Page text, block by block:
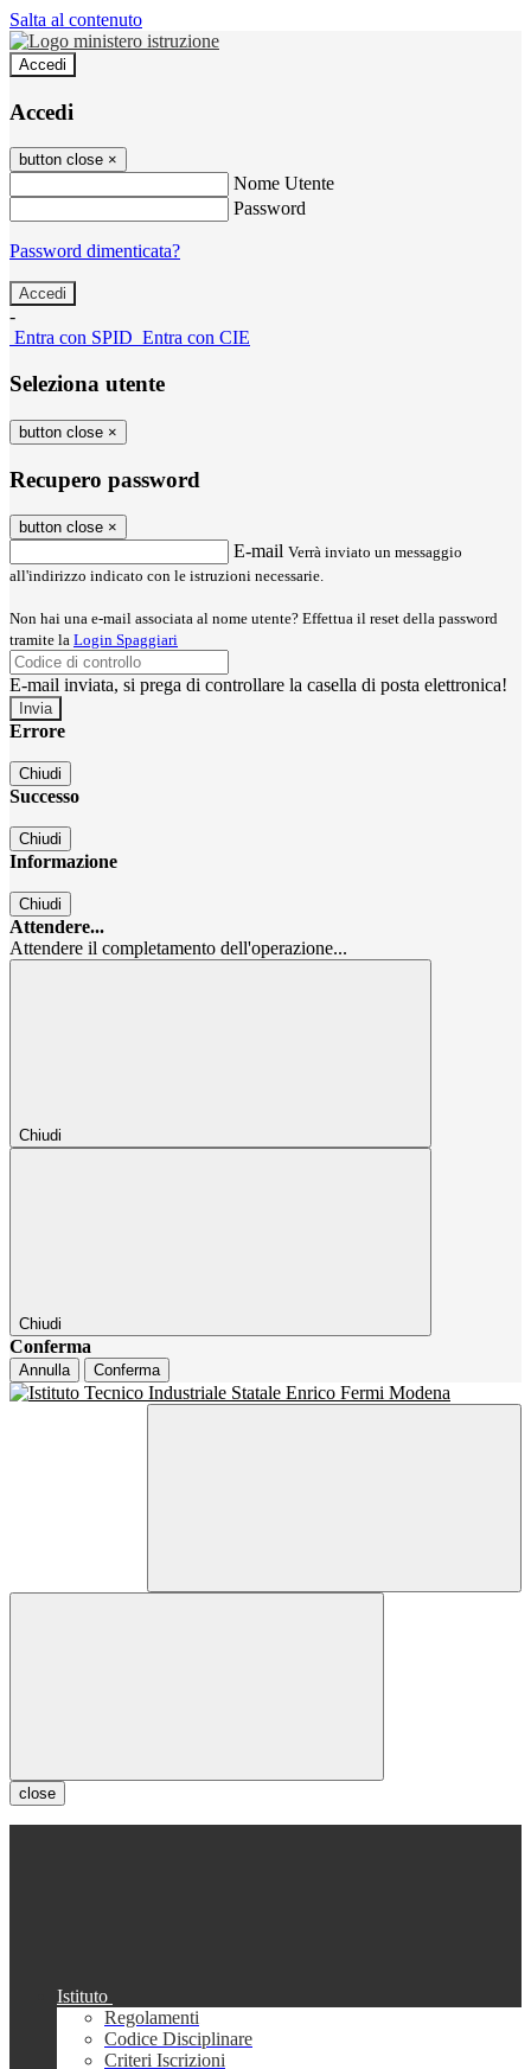
Salta al contenuto
Accedi
Accedi
button close ×
Nome Utente
Password
Password dimenticata?
-
Entra con SPID Entra con CIE
Seleziona utente
button close ×
Recupero password
button close ×
E-mail Verrà inviato un messaggio
all'indirizzo indicato con le istruzioni necessarie.
Non hai una e-mail associata al nome utente? Effettua il reset della password
tramite la Login Spaggiari
E-mail inviata, si prega di controllare la casella di posta elettronica!
Errore
Chiudi
Successo
Chiudi
Informazione
Chiudi
Attendere...
Attendere il completamento dell'operazione...
Chiudi
Chiudi
Conferma
Annulla Conferma
close
Istituto
Regolamenti
Codice Disciplinare
Criteri Iscrizioni